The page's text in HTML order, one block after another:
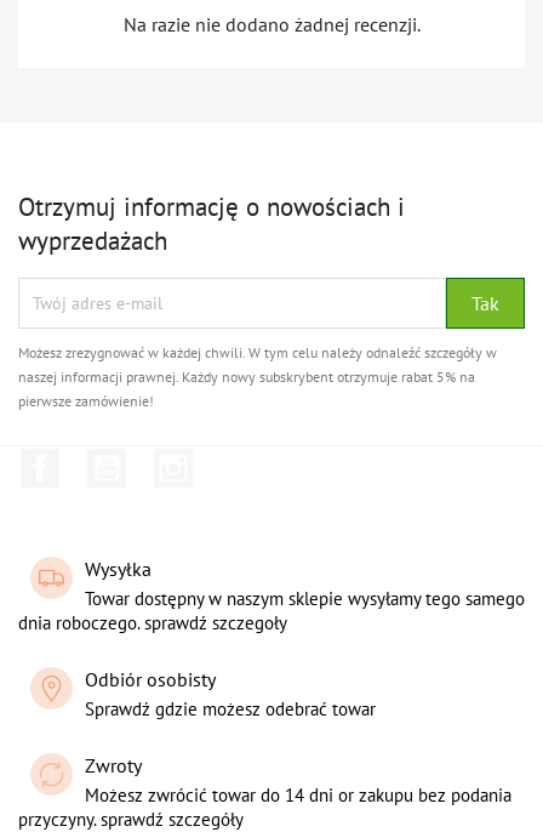
Na razie nie dodano żadnej recenzji.
Otrzymuj informację o nowościach i
wyprzedażach
Możesz zrezygnować w każdej chwili. W tym celu należy odnaleźć szczegóły w
naszej informacji prawnej. Każdy nowy subskrybent otrzymuje rabat 5% na
pierwsze zamówienie!
Wysyłka
Towar dostępny w naszym sklepie wysyłamy tego samego
dnia roboczego. sprawdź szczegoły
Odbiór osobisty
Sprawdź gdzie możesz odebrać towar
Zwroty
Możesz zwrócić towar do 14 dni or zakupu bez podania
przyczyny. sprawdź szczegóły